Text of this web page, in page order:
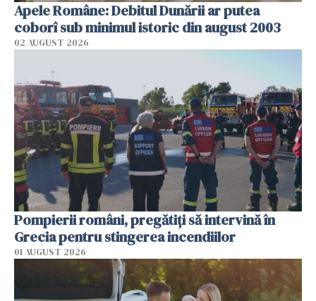
Apele Române: Debitul Dunării ar putea
coborî sub minimul istoric din august 2003
02 AUGUST 2026
Pompierii români, pregătiţi să intervină în
Grecia pentru stingerea incendiilor
01 AUGUST 2026